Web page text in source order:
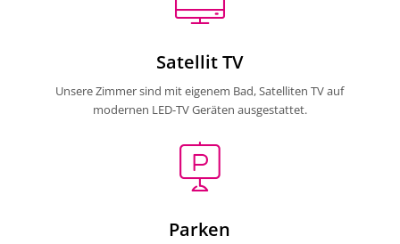
Satellit TV
Unsere Zimmer sind mit eigenem Bad, Satelliten TV auf
modernen LED-TV Geräten ausgestattet.
Parken